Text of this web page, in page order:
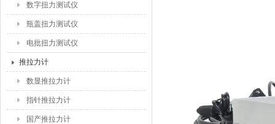
数字扭力测试仪
瓶盖扭力测试仪
电批扭力测试仪
推拉力计
数显推拉力计
指针推拉力计
国产推拉力计